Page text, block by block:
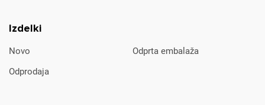
Izdelki
Novo
Odprta embalaža
Odprodaja